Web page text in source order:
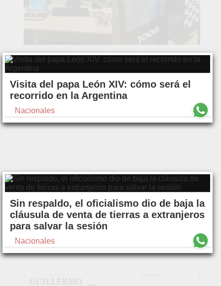
Visita del papa León XIV: cómo será el
recorrido en la Argentina
Nacionales
Sin respaldo, el oficialismo dio de baja la
cláusula de venta de tierras a extranjeros
para salvar la sesión
Nacionales